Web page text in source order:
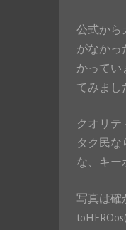
公式から
がなかっ
かってい
てみまし
クオリテ
タク民な
な、キー
写真は確